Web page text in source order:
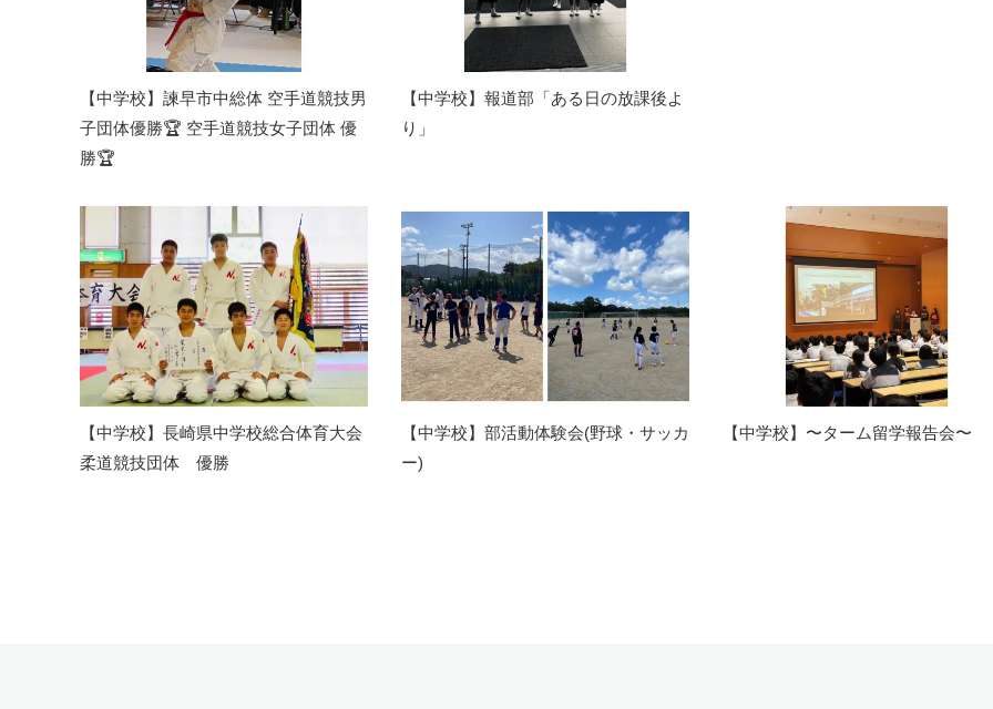
【中学校】諫早市中総体 空手道競技男
子団体優勝🏆 空手道競技女子団体 優
勝🏆
【中学校】報道部「ある日の放課後よ
り」
【中学校】長崎県中学校総合体育大会
柔道競技団体 優勝
【中学校】部活動体験会(野球・サッカ
ー)
【中学校】〜ターム留学報告会〜